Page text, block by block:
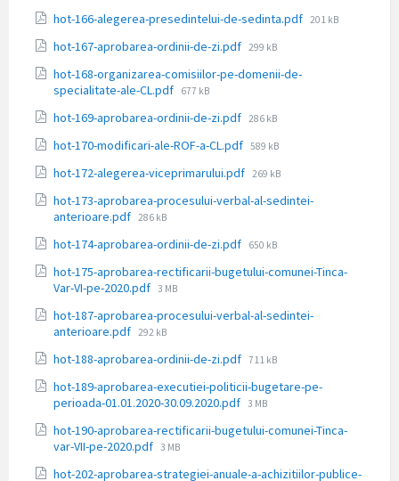
hot-166-alegerea-presedintelui-de-sedinta.pdf Dimensiune
201 kB
hot-167-aprobarea-ordinii-de-zi.pdf Dimensiune
299 kB
hot-168-organizarea-comisiilor-pe-domenii-de-
specialitate-ale-CL.pdf Dimensiune
677 kB
hot-169-aprobarea-ordinii-de-zi.pdf Dimensiune
286 kB
hot-170-modificari-ale-ROF-a-CL.pdf Dimensiune
589 kB
hot-172-alegerea-viceprimarului.pdf Dimensiune
269 kB
hot-173-aprobarea-procesului-verbal-al-sedintei-
anterioare.pdf Dimensiune
286 kB
hot-174-aprobarea-ordinii-de-zi.pdf Dimensiune
650 kB
hot-175-aprobarea-rectificarii-bugetului-comunei-Tinca-
Var-VI-pe-2020.pdf Dimensiune
3 MB
hot-187-aprobarea-procesului-verbal-al-sedintei-
anterioare.pdf Dimensiune
292 kB
hot-188-aprobarea-ordinii-de-zi.pdf Dimensiune
711 kB
hot-189-aprobarea-executiei-politicii-bugetare-pe-
perioada-01.01.2020-30.09.2020.pdf Dimensiune
3 MB
hot-190-aprobarea-rectificarii-bugetului-comunei-Tinca-
var-VII-pe-2020.pdf Dimensiune
3 MB
hot-202-aprobarea-strategiei-anuale-a-achizitiilor-publice-